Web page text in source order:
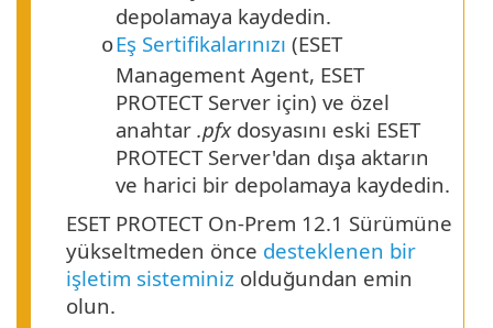
depolamaya kaydedin.
oEş Sertifikalarınızı (ESET
Management Agent, ESET
PROTECT Server için) ve özel
anahtar .pfxdosyasını eski ESET
PROTECT Server'dan dışa aktarın
ve harici bir depolamaya kaydedin.
ESET PROTECT On-Prem 12.1 Sürümüne
yükseltmeden önce desteklenen bir
işletim sisteminiz olduğundan emin
olun.